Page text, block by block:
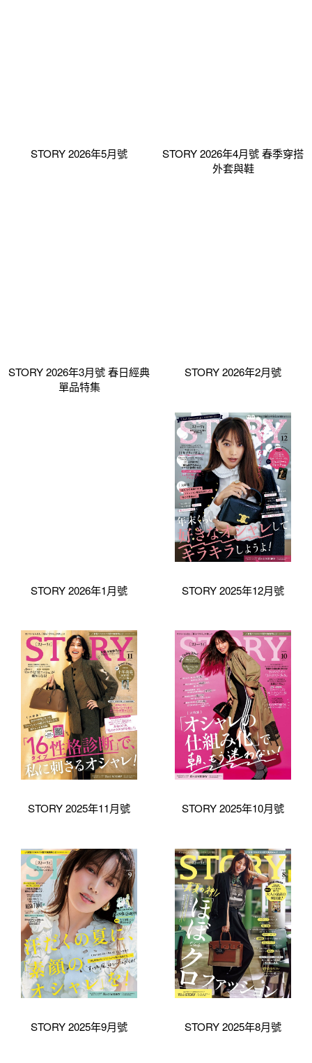
STORY 2026年5月號
STORY 2026年4月號 春季穿搭
外套與鞋
STORY 2026年3月號 春日經典
單品特集
STORY 2026年2月號
STORY 2026年1月號 STORY 2025年12月號
STORY 2025年11月號 STORY 2025年10月號
STORY 2025年9月號 STORY 2025年8月號